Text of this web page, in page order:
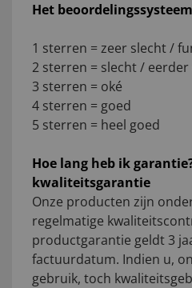
Het
1 sterren = zeer slecht /
2 sterren = slecht /
3 sterren = oké
4 sterren = goed
5 sterren = heel goed
Hoe lang heb ik
kwaliteitsgarantie
Onze producten zijn
regelmatige
productgarantie geldt 3
factuurdatum. Indien u,
gebruik, toch